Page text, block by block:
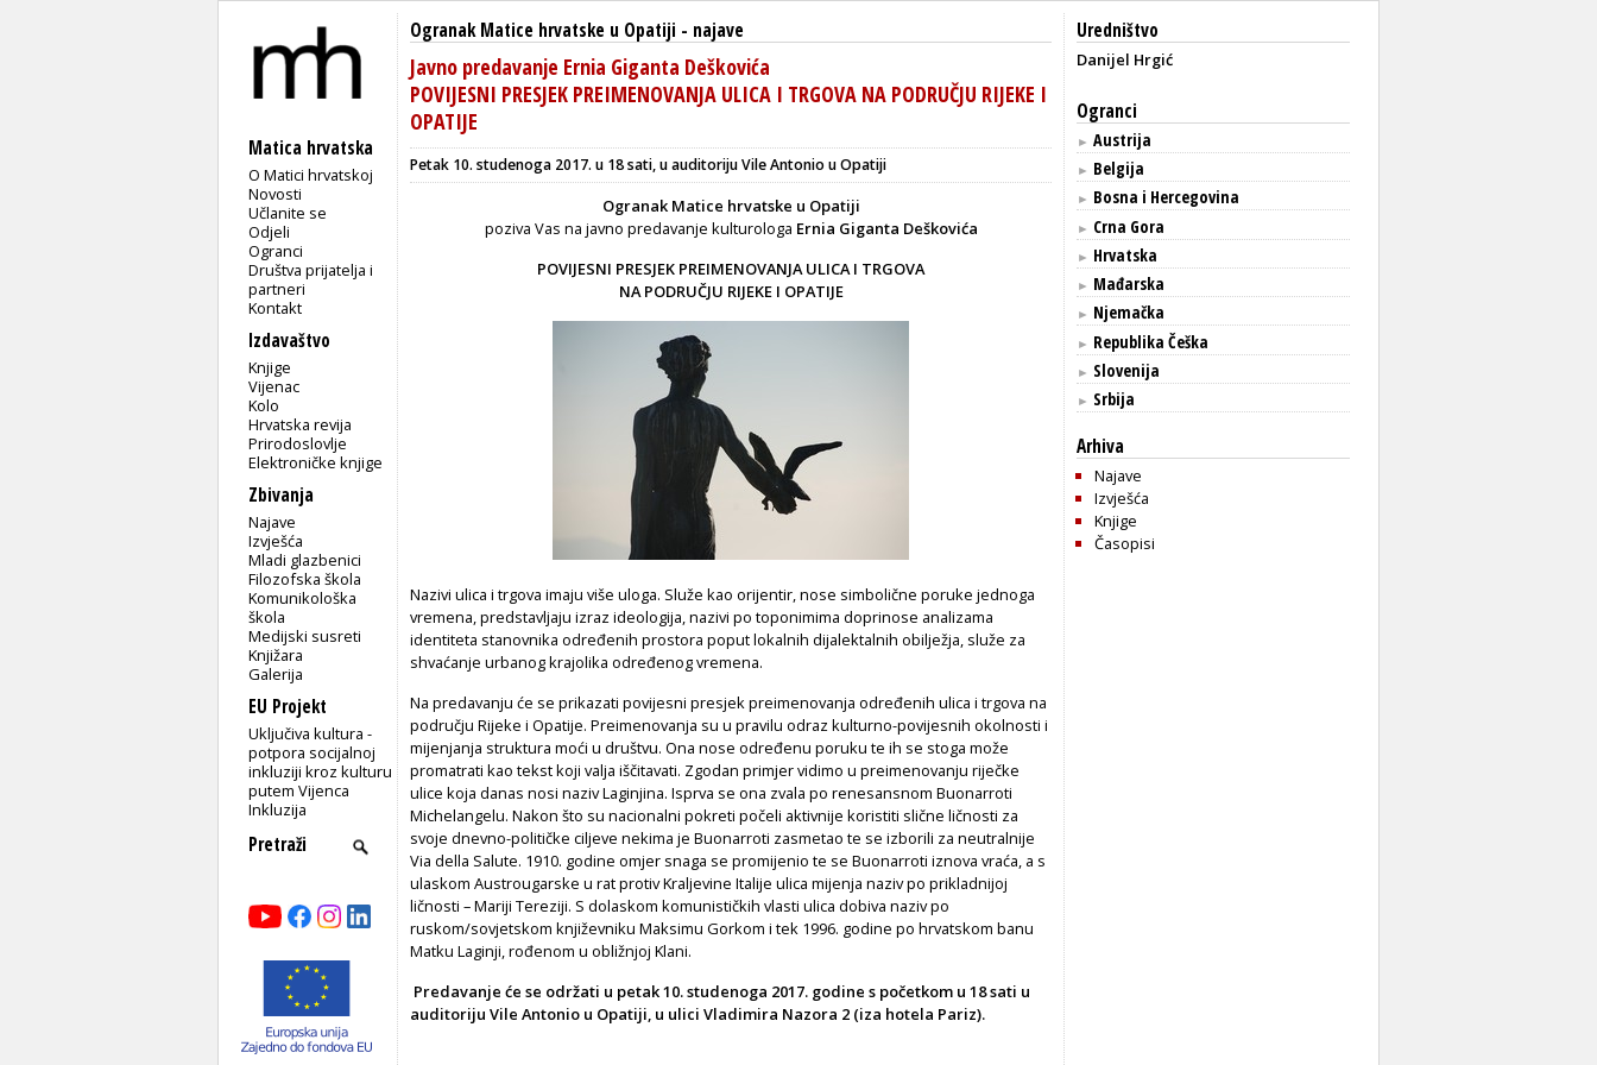
Matica hrvatska
O Matici hrvatskoj
Novosti
Učlanite se
Odjeli
Ogranci
Društva prijatelja i
partneri
Kontakt
Izdavaštvo
Knjige
Vijenac
Kolo
Hrvatska revija
Prirodoslovlje
Elektroničke knjige
Zbivanja
Najave
Izvješća
Mladi glazbenici
Filozofska škola
Komunikološka
škola
Medijski susreti
Knjižara
Galerija
EU Projekt
Uključiva kultura -
potpora socijalnoj
inkluziji kroz kulturu
putem Vijenca
Inkluzija
Ogranak Matice hrvatske u Opatiji - najave
Javno predavanje Ernia Giganta Deškovića
POVIJESNI PRESJEK PREIMENOVANJA ULICA I TRGOVA NA PODRUČJU RIJEKE I
OPATIJE
Petak 10. studenoga 2017. u 18 sati, u auditoriju Vile Antonio u Opatiji
Ogranak Matice hrvatske u Opatiji
poziva Vas na javno predavanje kulturologa Ernia Giganta Deškovića
POVIJESNI PRESJEK PREIMENOVANJA ULICA I TRGOVA
NA PODRUČJU RIJEKE I OPATIJE
Nazivi ulica i trgova imaju više uloga. Služe kao orijentir, nose simbolične poruke jednoga
vremena, predstavljaju izraz ideologija, nazivi po toponimima doprinose analizama
identiteta stanovnika određenih prostora poput lokalnih dijalektalnih obilježja, služe za
shvaćanje urbanog krajolika određenog vremena.
Na predavanju će se prikazati povijesni presjek preimenovanja određenih ulica i trgova na
području Rijeke i Opatije. Preimenovanja su u pravilu odraz kulturno-povijesnih okolnosti i
mijenjanja struktura moći u društvu. Ona nose određenu poruku te ih se stoga može
promatrati kao tekst koji valja iščitavati. Zgodan primjer vidimo u preimenovanju riječke
ulice koja danas nosi naziv Laginjina. Isprva se ona zvala po renesansnom Buonarroti
Michelangelu. Nakon što su nacionalni pokreti počeli aktivnije koristiti slične ličnosti za
svoje dnevno-političke ciljeve nekima je Buonarroti zasmetao te se izborili za neutralnije
Via della Salute. 1910. godine omjer snaga se promijenio te se Buonarroti iznova vraća, a s
ulaskom Austrougarske u rat protiv Kraljevine Italije ulica mijenja naziv po prikladnijoj
ličnosti – Mariji Tereziji. S dolaskom komunističkih vlasti ulica dobiva naziv po
ruskom/sovjetskom književniku Maksimu Gorkom i tek 1996. godine po hrvatskom banu
Matku Laginji, rođenom u obližnjoj Klani.
Predavanje će se održati u petak 10. studenoga 2017. godine s početkom u 18 sati u
auditoriju Vile Antonio u Opatiji, u ulici Vladimira Nazora 2 (iza hotela Pariz).
Uredništvo
Danijel Hrgić
Ogranci
► Austrija
► Belgija
► Bosna i Hercegovina
► Crna Gora
► Hrvatska
► Mađarska
► Njemačka
► Republika Češka
► Slovenija
► Srbija
Arhiva
Najave
Izvješća
Knjige
Časopisi